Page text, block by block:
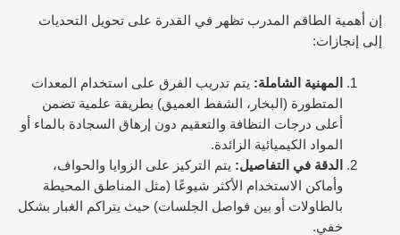
إن أهمية الطاقم المدرب تظهر في القدرة على تحويل التحديات
إلى إنجازات:
المهنية الشاملة: يتم تدريب الفرق على استخدام المعدات
المتطورة (البخار، الشفط العميق) بطريقة علمية تضمن
أعلى درجات النظافة والتعقيم دون إرهاق السجادة بالماء أو
المواد الكيميائية الزائدة.
الدقة في التفاصيل: يتم التركيز على الزوايا والحواف،
وأماكن الاستخدام الأكثر شيوعًا (مثل المناطق المحيطة
بالطاولات أو بين فواصل الجلسات) حيث يتراكم الغبار بشكل
خفي.